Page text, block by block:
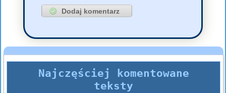
Najczęściej komentowane
teksty